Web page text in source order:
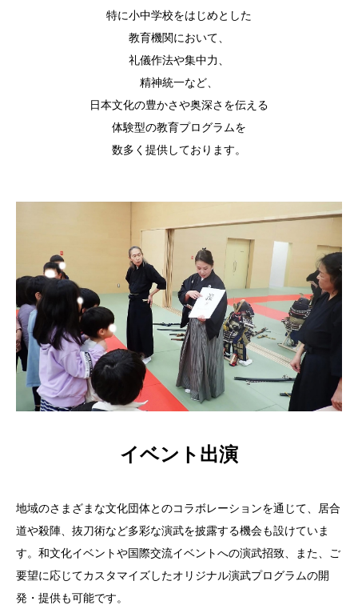
特に小中学校をはじめとした
教育機関において、
礼儀作法や集中力、
精神統一など、
日本文化の豊かさや奥深さを伝える
体験型の教育プログラムを
数多く提供しております。
イベント出演
地域のさまざまな文化団体とのコラボレーションを通じて、居合
道や殺陣、抜刀術など多彩な演武を披露する機会も設けていま
す。和文化イベントや国際交流イベントへの演武招致、また、ご
要望に応じてカスタマイズしたオリジナル演武プログラムの開
発・提供も可能です。